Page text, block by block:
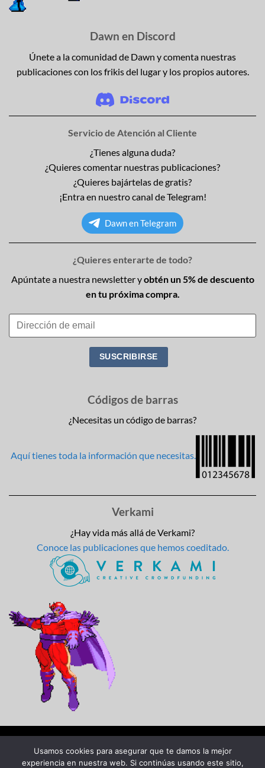
Dawn en Discord
Únete a la comunidad de Dawn y comenta nuestras
publicaciones con los frikis del lugar y los propios autores.
Servicio de Atención al Cliente
¿Tienes alguna duda?
¿Quieres comentar nuestras publicaciones?
¿Quieres bajártelas de gratis?
¡Entra en nuestro canal de Telegram!
Dawn en Telegram
¿Quieres enterarte de todo?
Apúntate a nuestra newsletter yobtén un 5% de descuento
en tu próxima compra.
Códigos de barras
¿Necesitas un código de barras?
Aquí tienes toda la información que necesitas.
Verkami
¿Hay vida más allá de Verkami?
Conoce las publicaciones que hemos coeditado.
Usamos cookies para asegurar que te damos la mejor
experiencia en nuestra web. Si continúas usando este sitio,